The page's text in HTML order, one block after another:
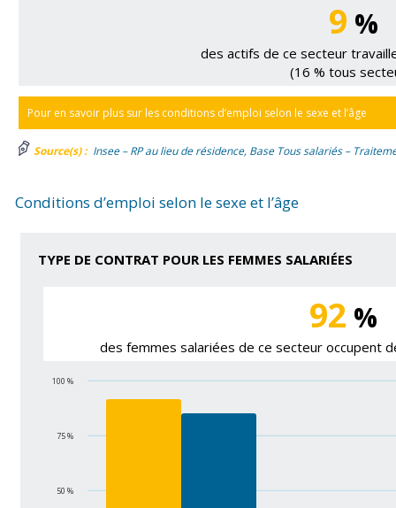
9 %
des actifs de ce secteur
(16 % tous
Pour en savoir plus sur les conditions d’emploi selon le sexe et l’âge
Source(s) : Insee – RP au lieu de résidence, Base Tous salariés –
Conditions d’emploi selon le sexe et l’âge
TYPE DE CONTRAT POUR LES FEMMES SALARIÉES
92 %
des femmes salariées de ce secteur occupent
50 %
75 %
100 %